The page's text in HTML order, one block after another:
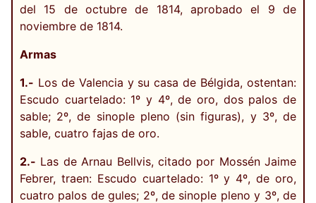
del 15 de octubre de 1814, aprobado el 9 de
noviembre de 1814.
Armas
1.- Los de Valencia y su casa de Bélgida, ostentan:
Escudo cuartelado: 1º y 4º, de oro, dos palos de
sable; 2º, de sinople pleno (sin figuras), y 3º, de
sable, cuatro fajas de oro.
2.- Las de Arnau Bellvis, citado por Mossén Jaime
Febrer, traen: Escudo cuartelado: 1º y 4º, de oro,
cuatro palos de gules; 2º, de sinople pleno y 3º, de